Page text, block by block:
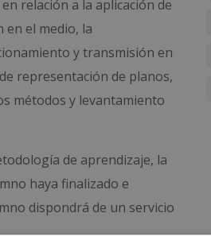
relación a la aplicación de
el medio, la
y transmisión en
representación de planos,
métodos y levantamiento
de aprendizaje, la
haya finalizado e
dispondrá de un servicio